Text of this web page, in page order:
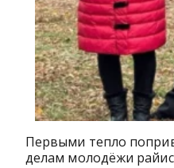
Первыми тепло
делам молодёжи